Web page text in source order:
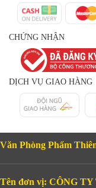
CHỨNG NHẬN
DỊCH VỤ GIAO HÀNG
Văn Phòng Phẩm
Tên đơn vị: CÔNG